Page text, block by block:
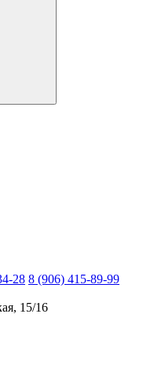
28 8 (906) 415-89-99
15/16